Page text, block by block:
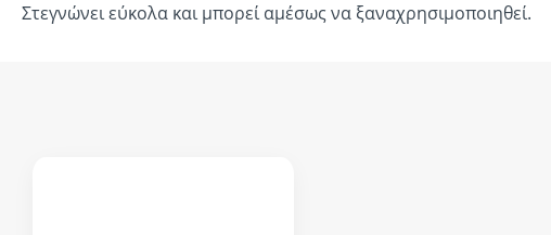
Στεγνώνει εύκολα και μπορεί αμέσως να ξαναχρησιμοποιηθεί.